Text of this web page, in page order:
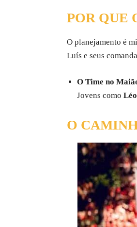
POR QUE
O planejamento é
Luís e seus
O Time no
Jovens como
O